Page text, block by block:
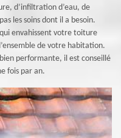
d’infiltration d’eau, de
les soins dont il a besoin.
envahissent votre toiture
de votre habitation.
performante, il est conseillé
fois par an.